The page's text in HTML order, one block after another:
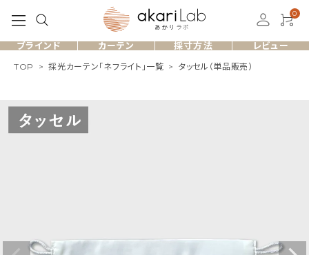
0
ブラインド カーテン 採寸方法 レビュー
ACCOUNT MENU
お客様のレビュー
TOP 採光カーテン「ネフライト」一覧 タッセル（単品販売）